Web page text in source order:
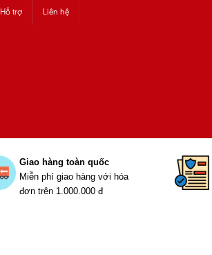
Hỗ trợ Liên hệ
Giao hàng toàn quốc
Miễn phí giao hàng với hóa
đơn trên 1.000.000 đ